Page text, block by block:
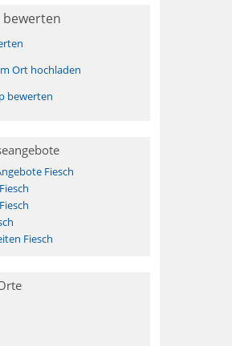
Ort hochladen
bewerten
Fiesch
Fiesch